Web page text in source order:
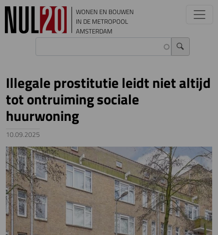
Overslaan en naar de inhoud gaan
WONEN EN BOUWEN
IN DE METROPOOL
AMSTERDAM
Illegale prostitutie leidt niet altijd
tot ontruiming sociale
huurwoning
10.09.2025
Image